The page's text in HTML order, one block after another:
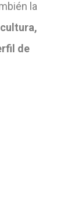
la
de